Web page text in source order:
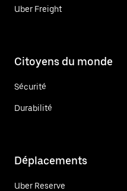
Uber Freight
Citoyens du monde
Sécurité
Durabilité
Déplacements
Uber Reserve